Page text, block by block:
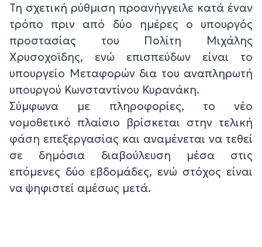
Τη σχετική ρύθμιση προανήγγειλε κατά έναν
τρόπο πριν από δύο ημέρες ο υπουργός
προστασίας του Πολίτη Μιχάλης
Χρυσοχοϊδης, ενώ επισπεύδων είναι το
υπουργείο Μεταφορών δια του αναπληρωτή
υπουργού Κωνσταντίνου Κυρανάκη.
Σύμφωνα με πληροφορίες, το νέο
νομοθετικό πλαίσιο βρίσκεται στην τελική
φάση επεξεργασίας και αναμένεται να τεθεί
σε δημόσια διαβούλευση μέσα στις
επόμενες δύο εβδομάδες, ενώ στόχος είναι
να ψηφιστεί αμέσως μετά.